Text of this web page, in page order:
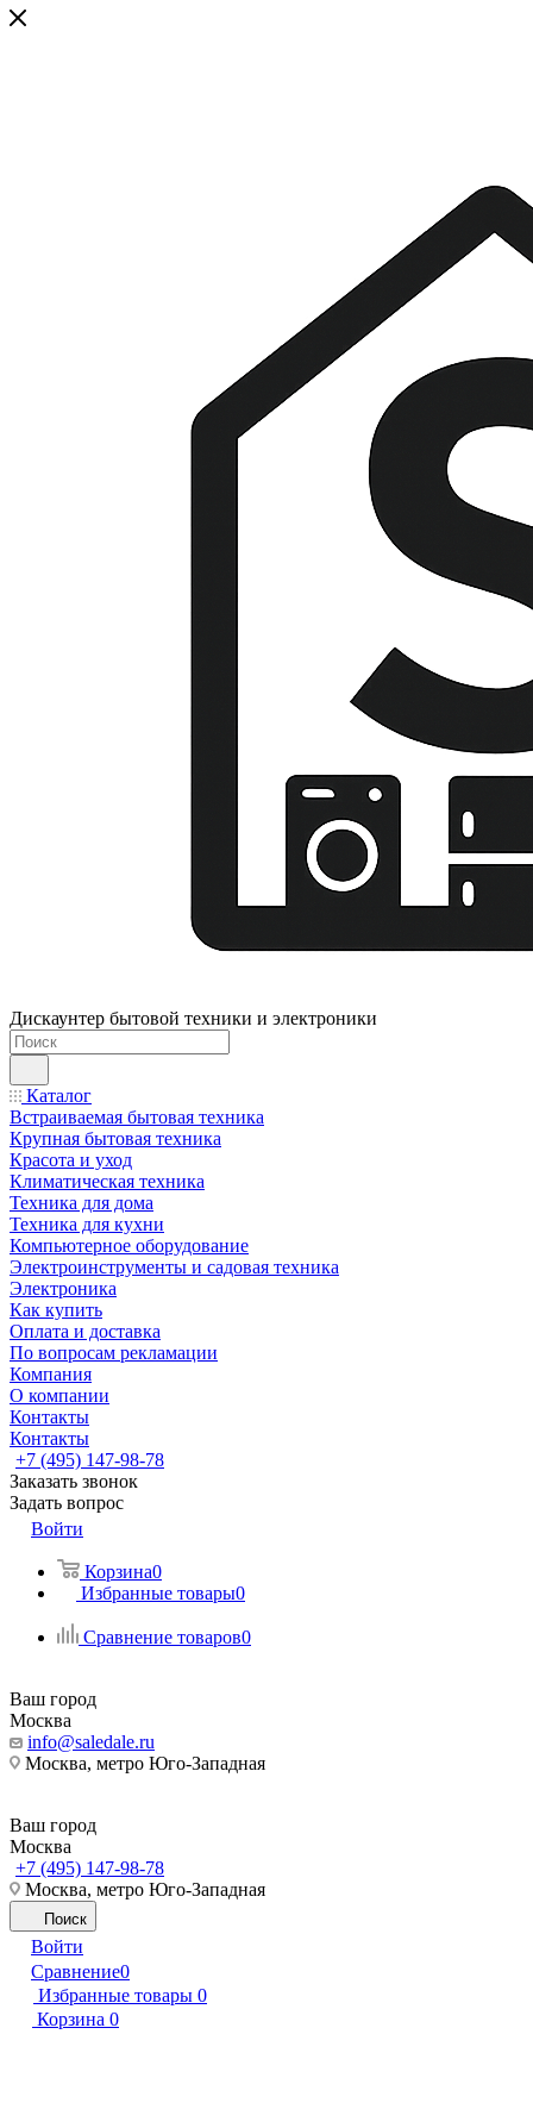
Дискаунтер бытовой техники и электроники
Каталог
Встраиваемая бытовая техника
Крупная бытовая техника
Красота и уход
Климатическая техника
Техника для дома
Техника для кухни
Компьютерное оборудование
Электроинструменты и садовая техника
Электроника
Как купить
Оплата и доставка
По вопросам рекламации
Компания
О компании
Контакты
Контакты
+7 (495) 147-98-78
Заказать звонок
Задать вопрос
Войти
Корзина0
Избранные товары0
Сравнение товаров0
Ваш город
Москва
info@saledale.ru
Москва, метро Юго-Западная
Ваш город
Москва
+7 (495) 147-98-78
Москва, метро Юго-Западная
Поиск
Войти
Сравнение0
Избранные товары 0
Корзина 0